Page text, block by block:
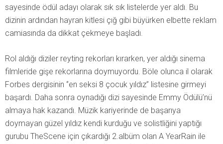
sayesinde ödül adayı olarak sık sık listelerde yer aldı. Bu
dizinin ardından hayran kitlesi çığ gibi büyürken elbette reklam
camiasında da dikkat çekmeye başladı.
Rol aldığı diziler reyting rekorları kırarken, yer aldığı sinema
filmleride gişe rekorlarına doymuyordu. Böle olunca il olarak
Forbes dergisinin ‘’en seksi 8 çocuk yıldız’’ listesine girmeyi
başardı. Daha sonra oynadığı dizi sayesinde Emmy Ödülü’nü
almaya hak kazandı. Müzik kariyerinde de başarıya
doymayan güzel yıldız kendi kurduğu ve solistliğini yaptığı
gurubu TheScene için çıkardığı 2.albüm olan A YearRain ile